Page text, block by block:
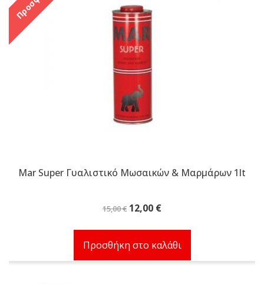
Mar Super Γυαλιστικό Μωσαικών & Μαρμάρων 1lt
15,00€ Original
15,00 €.
12,00 €Η
είναι:
12,00 €.
Προσθήκη στο καλάθι